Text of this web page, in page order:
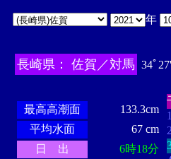
年
長崎県： 佐賀／対馬 34ﾟ
最高高潮面
133.3cm
平均水面
67 cm
日 出
6時18分